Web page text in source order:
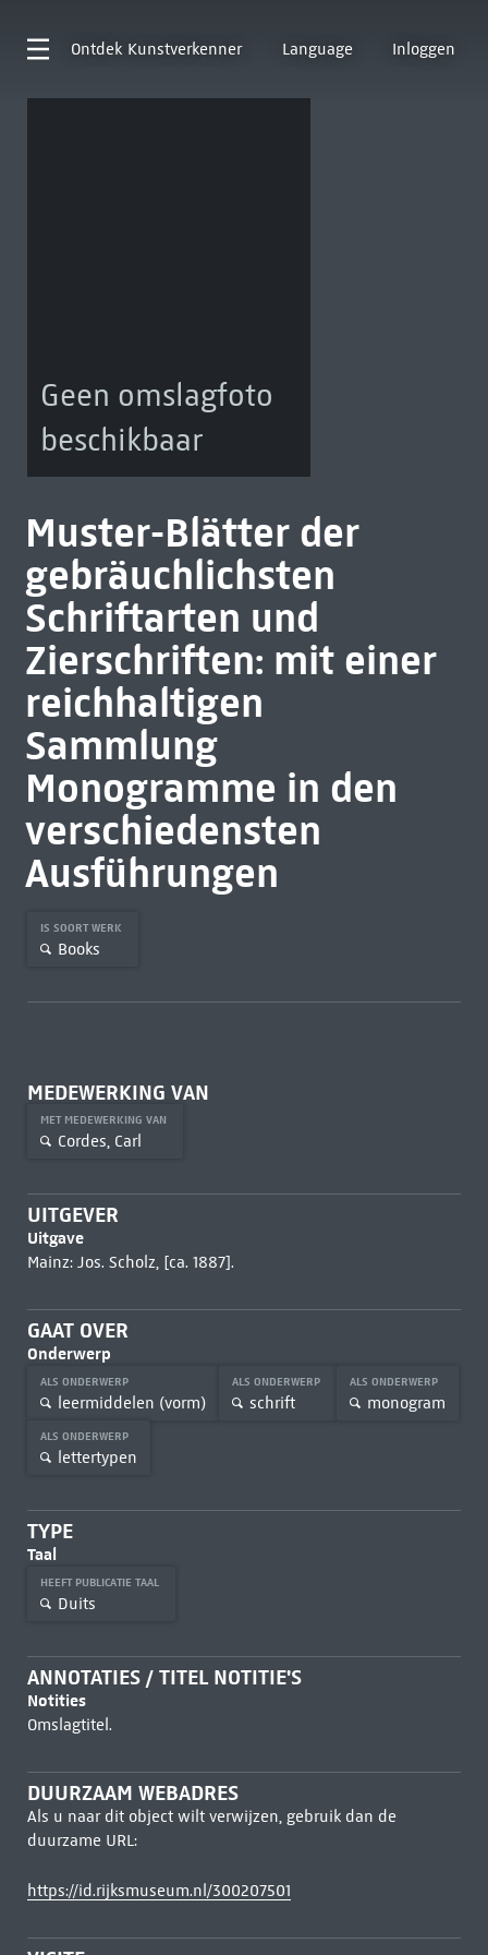
Ontdek Kunstverkenner Language Inloggen
Geen omslagfoto
beschikbaar
Muster-Blätter der
gebräuchlichsten
Schriftarten und
Zierschriften: mit einer
reichhaltigen
Sammlung
Monogramme in den
verschiedensten
Ausführungen
IS SOORT WERK
Books
MEDEWERKING VAN
MET MEDEWERKING VAN
Cordes, Carl
UITGEVER
Uitgave
Mainz: Jos. Scholz, [ca. 1887].
GAAT OVER
Onderwerp
ALS ONDERWERP
leermiddelen (vorm)
ALS ONDERWERP
schrift
ALS ONDERWERP
monogram
ALS ONDERWERP
lettertypen
TYPE
Taal
HEEFT PUBLICATIE TAAL
Duits
ANNOTATIES / TITEL NOTITIE'S
Notities
Omslagtitel.
DUURZAAM WEBADRES
Als u naar dit object wilt verwijzen, gebruik dan de
duurzame URL:
https://id.rijksmuseum.nl/300207501